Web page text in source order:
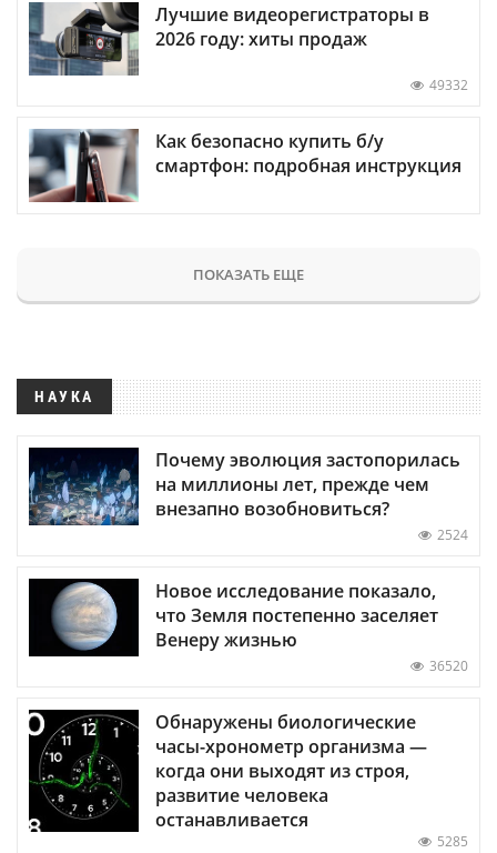
Лучшие видеорегистраторы в
2026 году: хиты продаж
49332
Как безопасно купить б/у
смартфон: подробная инструкция
ПОКАЗАТЬ ЕЩЕ
НАУКА
Почему эволюция застопорилась
на миллионы лет, прежде чем
внезапно возобновиться?
2524
Новое исследование показало,
что Земля постепенно заселяет
Венеру жизнью
36520
Обнаружены биологические
часы-хронометр организма —
когда они выходят из строя,
развитие человека
останавливается
5285